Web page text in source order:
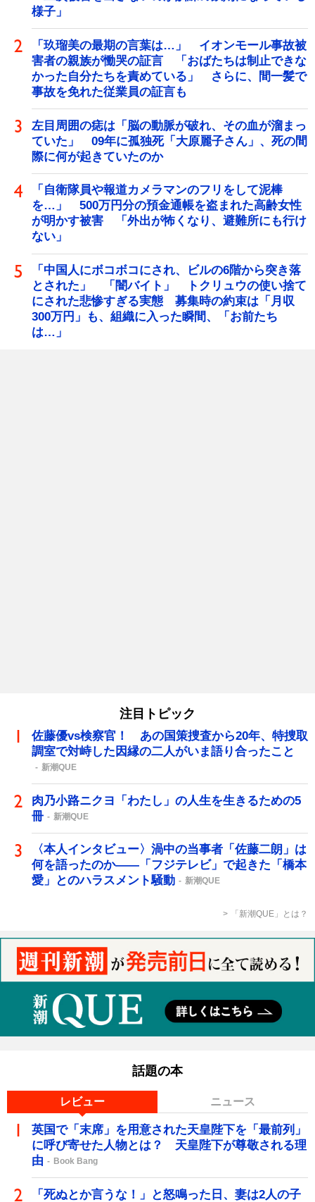
様子」
「玖瑠美の最期の言葉は…」 イオンモール事故被
害者の親族が慟哭の証言 「おばたちは制止できな
かった自分たちを責めている」 さらに、間一髪で
事故を免れた従業員の証言も
左目周囲の痣は「脳の動脈が破れ、その血が溜まっ
ていた」 09年に孤独死「大原麗子さん」、死の間
際に何が起きていたのか
「自衛隊員や報道カメラマンのフリをして泥棒
を…」 500万円分の預金通帳を盗まれた高齢女性
が明かす被害 「外出が怖くなり、避難所にも行け
ない」
「中国人にボコボコにされ、ビルの6階から突き落
とされた」 「闇バイト」 トクリュウの使い捨て
にされた悲惨すぎる実態 募集時の約束は「月収
300万円」も、組織に入った瞬間、「お前たち
は…」
注目トピック
佐藤優vs検察官！ あの国策捜査から20年、特捜取
調室で対峙した因縁の二人がいま語り合ったこと
新潮QUE
肉乃小路ニクヨ「わたし」の人生を生きるための5
冊
新潮QUE
〈本人インタビュー〉渦中の当事者「佐藤二朗」は
何を語ったのか――「フジテレビ」で起きた「橋本
愛」とのハラスメント騒動
新潮QUE
「新潮QUE」とは？
話題の本
レビュー ニュース
英国で「末席」を用意された天皇陛下を「最前列」
に呼び寄せた人物とは？ 天皇陛下が尊敬される理
由
Book Bang
「死ぬとか言うな！」と怒鳴った日、妻は2人の子